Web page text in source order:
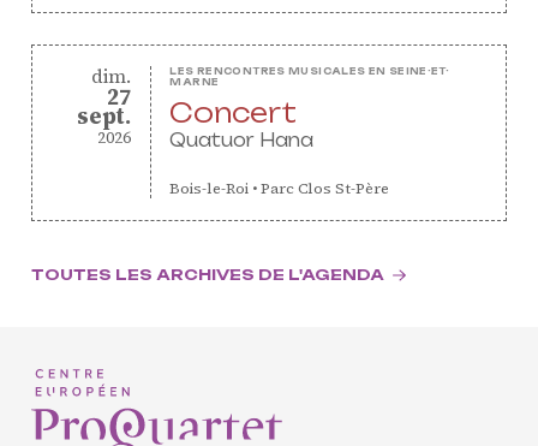
dimanche
dim.
27
septembre
sept.
2026
LES RENCONTRES MUSICALES EN SEINE-ET-
MARNE
Concert
Quatuor Hana
Bois-le-Roi •Parc Clos St-Père
TOUTES LES ARCHIVES DE L'AGENDA